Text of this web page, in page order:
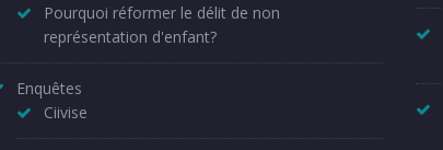
Pourquoi réformer le délit de non
représentation d'enfant?
Enquêtes
Ciivise